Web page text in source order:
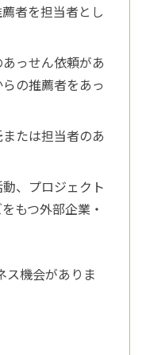
者を担当者とし
っせん依頼があ
の推薦者をあっ
たは担当者のあ
、プロジェクト
もつ外部企業・
ス機会がありま